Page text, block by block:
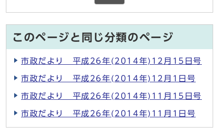
このページと同じ分類のページ
市政だより 平成26年(2014年)12月15日号
市政だより 平成26年(2014年)12月1日号
市政だより 平成26年(2014年)11月15日号
市政だより 平成26年(2014年)11月1日号